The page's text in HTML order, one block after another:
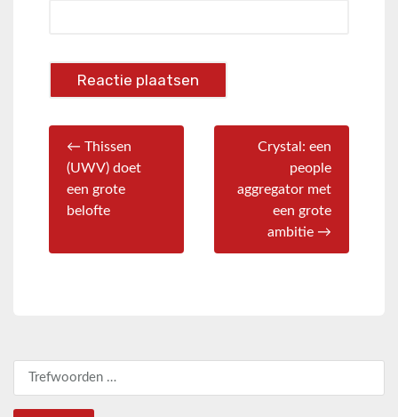
← Thissen
(UWV) doet
een grote
belofte
Crystal: een
people
aggregator met
een grote
ambitie →